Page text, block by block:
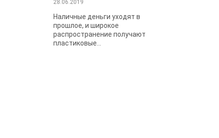
28.06.2019
Наличные деньги уходят в
прошлое, и широкое
распространение получают
пластиковые...